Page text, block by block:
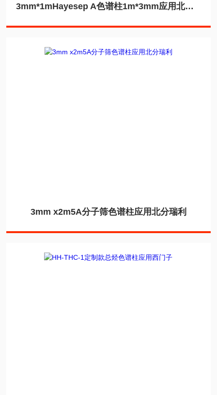
3mm*1mHayesep A色谱柱1m*3mm应用北分瑞利
3mm x2m5A分子筛色谱柱应用北分瑞利